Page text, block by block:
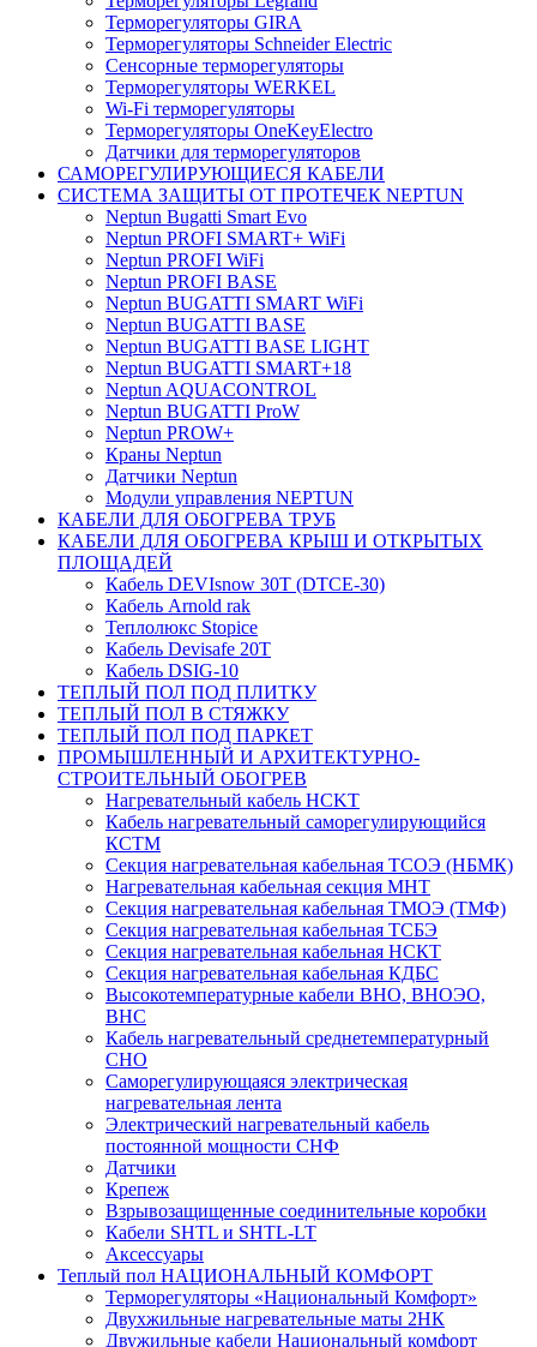
Терморегуляторы GIRA
Терморегуляторы Schneider Electric
Сенсорные терморегуляторы
Терморегуляторы WERKEL
Wi-Fi терморегуляторы
Терморегуляторы OneKeyElectro
Датчики для терморегуляторов
САМОРЕГУЛИРУЮЩИЕСЯ КАБЕЛИ
СИСТЕМА ЗАЩИТЫ ОТ ПРОТЕЧЕК NEPTUN
Neptun Bugatti Smart Evo
Neptun PROFI SMART+ WiFi
Neptun PROFI WiFi
Neptun PROFI BASE
Neptun BUGATTI SMART WiFi
Neptun BUGATTI BASE
Neptun BUGATTI BASE LIGHT
Neptun BUGATTI SMART+18
Neptun AQUACONTROL
Neptun BUGATTI ProW
Neptun PROW+
Краны Neptun
Датчики Neptun
Модули управления NEPTUN
КАБЕЛИ ДЛЯ ОБОГРЕВА ТРУБ
КАБЕЛИ ДЛЯ ОБОГРЕВА КРЫШ И ОТКРЫТЫХ
ПЛОЩАДЕЙ
Кабель DEVIsnow 30Т (DTCE-30)
Кабель Arnold rak
Теплолюкс Stopice
Кабель Devisafe 20T
Кабель DSIG-10
ТЕПЛЫЙ ПОЛ ПОД ПЛИТКУ
ТЕПЛЫЙ ПОЛ В СТЯЖКУ
ТЕПЛЫЙ ПОЛ ПОД ПАРКЕТ
ПРОМЫШЛЕННЫЙ И АРХИТЕКТУРНО-
СТРОИТЕЛЬНЫЙ ОБОГРЕВ
Нагревательный кабель НCKТ
Кабель нагревательный саморегулирующийся
КСТМ
Секция нагревательная кабельная ТСОЭ (НБМК)
Нагревательная кабельная секция МНТ
Секция нагревательная кабельная ТМОЭ (ТМФ)
Секция нагревательная кабельная ТСБЭ
Секция нагревательная кабельная НСКТ
Секция нагревательная кабельная КДБС
Высокотемпературные кабели ВНО, ВНОЭО,
ВНС
Кабель нагревательный среднетемпературный
СНО
Саморегулирующаяся электрическая
нагревательная лента
Электрический нагревательный кабель
постоянной мощности СНФ
Датчики
Крепеж
Взрывозащищенные соединительные коробки
Кабели SHTL и SHTL-LT
Аксессуары
Теплый пол НАЦИОНАЛЬНЫЙ КОМФОРТ
Терморегуляторы «Национальный Комфорт»
Двухжильные нагревательные маты 2НК
Двужильные кабели Национальный комфорт